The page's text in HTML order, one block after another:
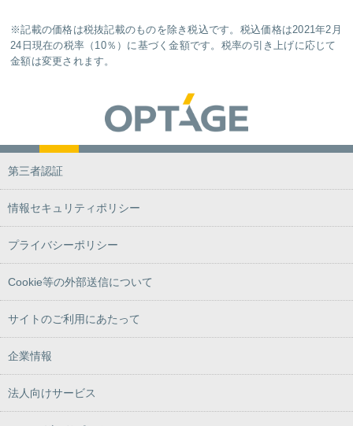
※記載の価格は税抜記載のものを除き税込です。税込価格は2021年2月
24日現在の税率（10％）に基づく金額です。税率の引き上げに応じて
金額は変更されます。
第三者認証
情報セキュリティポリシー
プライバシーポリシー
Cookie等の外部送信について
サイトのご利用にあたって
企業情報
法人向けサービス